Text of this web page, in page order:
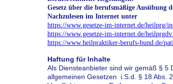
Gesetz über die berufsmäßige
Nachzulesen im Internet unter
https://www.gesetze-im-internet.de/heilprg/
https://www.gesetze-im-internet.de/
https://www.heilpraktiker-berufs-bund.de/
Haftung für Inhalte
Als Diensteanbieter sind wir gemäß § 5
allgemeinen Gesetzen i.S.d. § 18 Abs.